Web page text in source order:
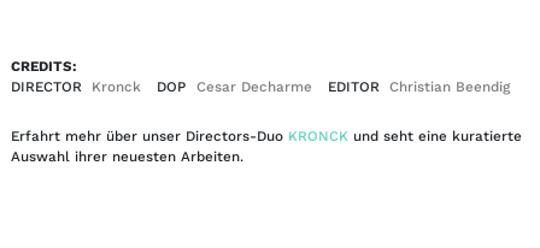
CREDITS:
DIRECTOR
Kronck DOP Cesar Decharme EDITOR Christian Beendig
Erfahrt mehr über unser Directors-Duo KRONCK und seht eine kuratierte
Auswahl ihrer neuesten Arbeiten.